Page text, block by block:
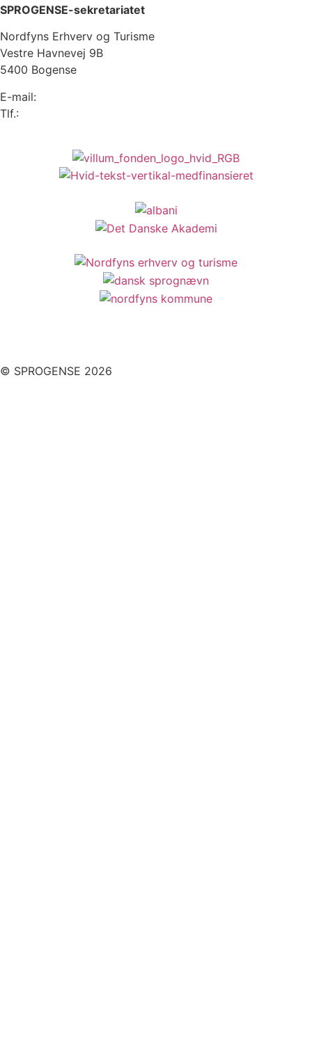
SPROGENSE-sekretariatet
Nordfyns Erhverv og Turisme
Vestre Havnevej 9B
5400 Bogense
E-mail:
Tlf.:
© SPROGENSE 2026